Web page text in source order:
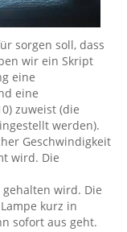
sorgen soll, dass
wir ein Skript
eine
eine
zuweist (die
werden).
Geschwindigkeit
wird. Die
wird. Die
kurz in
sofort aus geht.